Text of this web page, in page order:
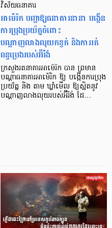
វិស័យធនាគារ
អាម៉េរិក បញ្ជាឱ្យធនាគារនានា បង្កើន
ការប្រុងប្រយ័ត្នចំពោះ
បណ្តាញលាងលុយកខ្វក់ និងការរត់
ពន្ធប្រេងរបស់អ៊ីរ៉ង់
​ក្រសួងរតនាគារអាម៉េរិក បាន ព្រមាន
បណ្ដាធនាគារអាម៉េរិក ឱ្យ បង្កើនការប្រុង
ប្រយ័ត្ន និង តាម ឃ្លាំមើល ឱ្យស្អិតនូវ
បណ្តាញលាងលុយរបស់អ៊ីរ៉ង់ ដែ…